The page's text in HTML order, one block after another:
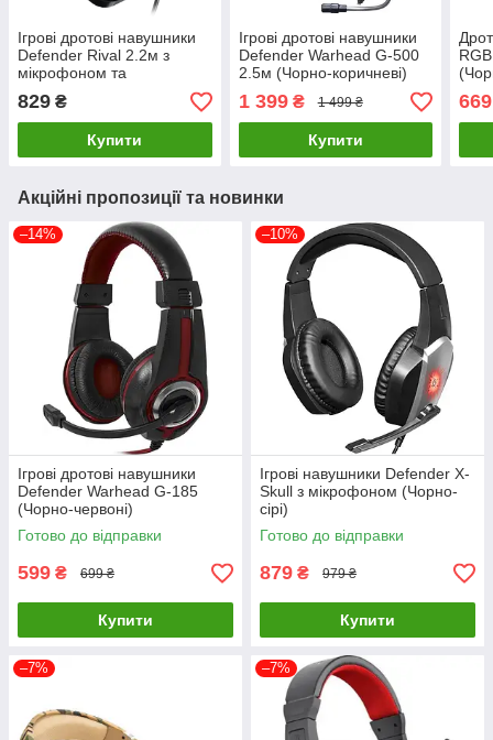
Ігрові дротові навушники
Defender Rival 2.2м з
мікрофоном та
підсвічуванням (Чорний)
829 ₴
Купити
Ігрові дротові навушники
Defender Warhead G-500
2.5м (Чорно-коричневі)
1 399₴ 1 499 ₴
Купити
669
Акційні пропозиції та новинки
–14%
Ігрові дротові навушники
Defender Warhead G-185
(Чорно-червоні)
Готово до відправки
599 ₴ 699 ₴
Купити
–10%
Ігрові навушники Defender X-
Skull з мікрофоном (Чорно-
сірі)
Готово до відправки
879 ₴ 979 ₴
Купити
–7% –7%